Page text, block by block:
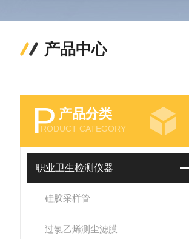
产品中心
P 产品分类
RODUCT CATEGORY
职业卫生检测仪器
硅胶采样管
过氯乙烯测尘滤膜